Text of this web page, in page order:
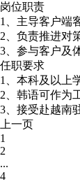
岗位职责
1、主导客户端
2、负责推进对
3、参与客户及
任职要求
1、本科及以上
2、韩语可作为
3、接受赴越南
上一页
1
2
...
4